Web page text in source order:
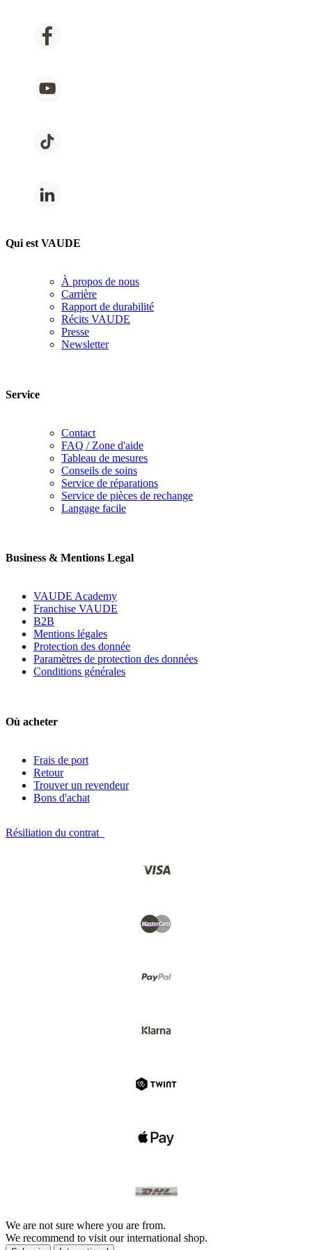
Qui est VAUDE
À propos de nous
Carrière
Rapport de durabilité
Récits VAUDE
Presse
Newsletter
Service
Contact
FAQ / Zone d'aide
Tableau de mesures
Conseils de soins
Service de réparations
Service de pièces de rechange
Langage facile
Business & Mentions Legal
VAUDE Academy
Franchise VAUDE
B2B
Mentions légales
Protection des donnée
Paramètres de protection des données
Conditions générales
Où acheter
Frais de port
Retour
Trouver un revendeur
Bons d'achat
Résiliation du contrat
We are not sure where you are from.
We recommend to visit our international shop.